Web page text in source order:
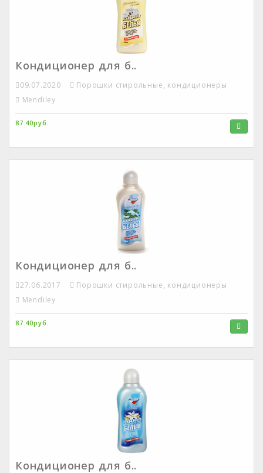
Кондиционер для б..
09.07.2020
Порошки стирольные, кондиционеры
Mendiley
87.40руб.
Кондиционер для б..
27.06.2017
Порошки стирольные, кондиционеры
Mendiley
87.40руб.
Кондиционер для б..